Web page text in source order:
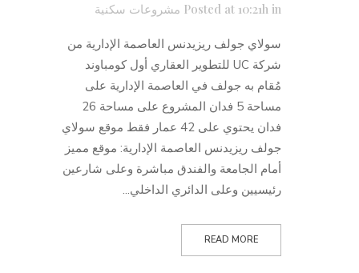
Posted at 10:21h in مشروعات سكنية
سولاي جولف ريزيدنس العاصمة الإدارية من
شركة UC للتطوير العقاري أول كومباوند
مُقام به جولف في العاصمة الإدارية على
مساحة 5 فدان المشروع على مساحة 26
فدان يحتوي على 42 عمار فقط موقع سولاي
جولف ريزيدنس العاصمة الإدارية: موقع مميز
أمام الجامعة والفندق مباشرة وعلى شارعين
رئيسيين وعلى الدائري الداخلي...
READ MORE